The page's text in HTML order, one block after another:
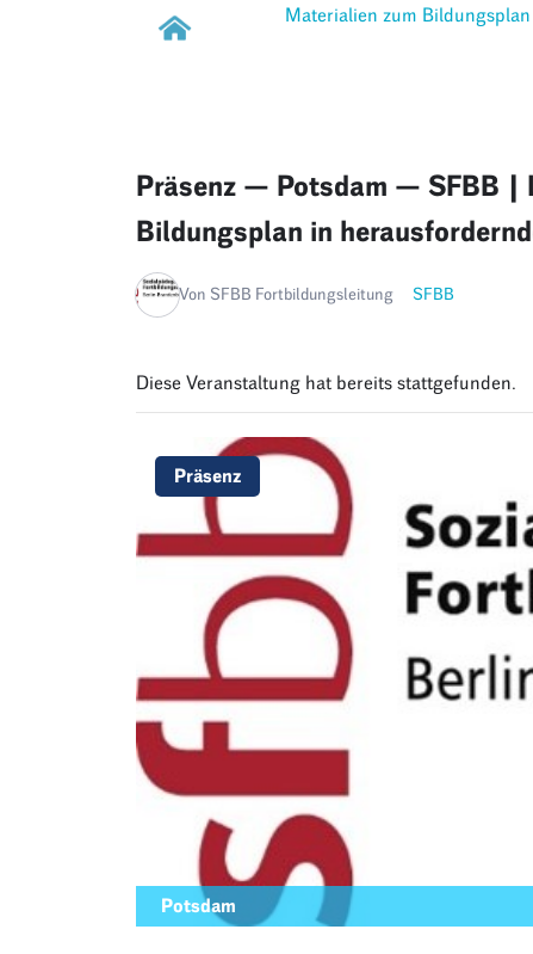
Materialien zum Bildungsplan
Präsenz — Potsdam — SFBB |
Bildungsplan in
Von SFBB Fortbildungsleitung SFBB
Diese Veranstaltung hat bereits stattgefunden.
Präsenz
Potsdam